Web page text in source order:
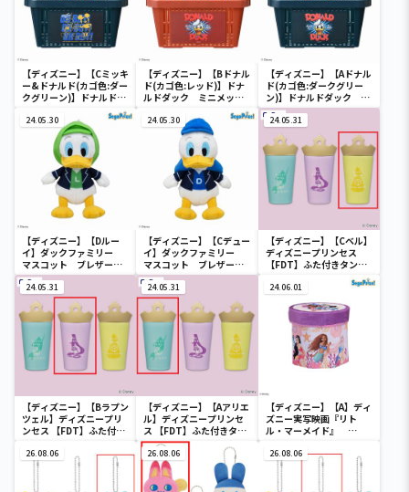
【ディズニー】【Cミッキ
ー&ドナルド(カゴ色:ダー
クグリーン)】ドナルドダ
ック ミニメッシュカゴ
【ディズニー】【Bドナル
ド(カゴ色:レッド)】ドナ
ルドダック ミニメッシ
【ディズニー】【Aドナル
ド(カゴ色:ダークグリー
ン)】ドナルドダック ミ
ニメッシュカゴ
24.05.30
【ディズニー】【Dルー
イ】ダックファミリー
マスコット ブレザーコ
スチューム
24.05.30
【ディズニー】【Cデュー
イ】ダックファミリー
マスコット ブレザーコ
スチューム
24.05.31
【ディズニー】【Cベル】
ディズニープリンセス
【FDT】ふた付きタンブ
24.05.31
【ディズニー】【Bラプン
ツェル】ディズニープリ
ンセス 【FDT】ふた付き
24.05.31
【ディズニー】【Aアリエ
ル】ディズニープリンセ
ス 【FDT】ふた付きタン
ブラー
24.06.01
【ディズニー】【A】ディ
ズニー実写映画『リト
ル・マーメイド』
チェアー
26.08.06 26.08.06 26.08.06